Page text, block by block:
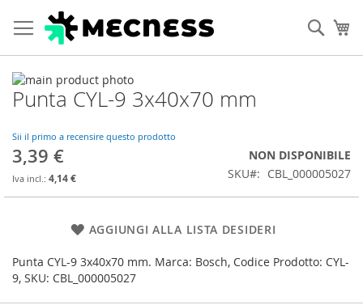
Cerca
Vai
alla
fine
galleria
di
immagini
Vai
all'inizio
galleria
di
immagini
Punta CYL-9 3x40x70 mm
Sii il primo a recensire questo prodotto
3,39 €
4,14 €
NON DISPONIBILE
SKU
CBL_000005027
AGGIUNGI ALLA LISTA DESIDERI
Punta CYL-9 3x40x70 mm. Marca: Bosch, Codice Prodotto: CYL-
9, SKU: CBL_000005027